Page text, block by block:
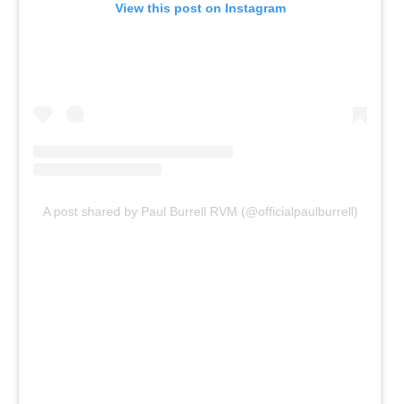
View this post on Instagram
A post shared by Paul Burrell RVM (@officialpaulburrell)